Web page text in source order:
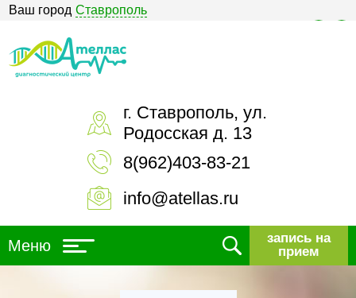
Ваш город Ставрополь
г. Ставрополь, ул.
Родосская д. 13
8(962)403-83-21
info@atellas.ru
Меню
запись на
прием